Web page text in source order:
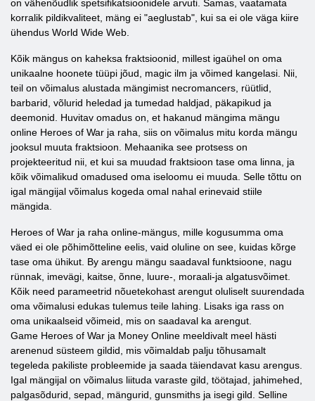
on vähenõudlik spetsifikatsioonidele arvuti. Samas, vaatamata
korralik pildikvaliteet, mäng ei "aeglustab", kui sa ei ole väga kiire
ühendus World Wide Web.
Kõik mängus on kaheksa fraktsioonid, millest igaühel on oma
unikaalne hoonete tüüpi jõud, magic ilm ja võimed kangelasi. Nii,
teil on võimalus alustada mängimist necromancers, rüütlid,
barbarid, võlurid heledad ja tumedad haldjad, päkapikud ja
deemonid. Huvitav omadus on, et hakanud mängima mängu
online Heroes of War ja raha, siis on võimalus mitu korda mängu
jooksul muuta fraktsioon. Mehaanika see protsess on
projekteeritud nii, et kui sa muudad fraktsioon tase oma linna, ja
kõik võimalikud omadused oma iseloomu ei muuda. Selle tõttu on
igal mängijal võimalus kogeda omal nahal erinevaid stiile
mängida.
Heroes of War ja raha online-mängus, mille kogusumma oma
väed ei ole põhimõtteline eelis, vaid oluline on see, kuidas kõrge
tase oma ühikut. By arengu mängu saadaval funktsioone, nagu
rünnak, imevägi, kaitse, õnne, luure-, moraali-ja algatusvõimet.
Kõik need parameetrid nõuetekohast arengut oluliselt suurendada
oma võimalusi edukas tulemus teile lahing. Lisaks iga rass on
oma unikaalseid võimeid, mis on saadaval ka arengut.
Game Heroes of War ja Money Online meeldivalt meel hästi
arenenud süsteem gildid, mis võimaldab palju tõhusamalt
tegeleda pakiliste probleemide ja saada täiendavat kasu arengus.
Igal mängijal on võimalus liituda varaste gild, töötajad, jahimehed,
palgasõdurid, sepad, mängurid, gunsmiths ja isegi gild. Selline